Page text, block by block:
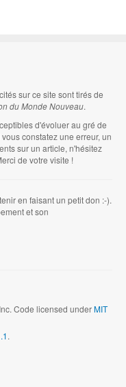
sur ce site sont tirés de
du Monde Nouveau.
d'évoluer au gré de
constatez une erreur, un
sur un article, n'hésitez
de votre visite !
en faisant un petit don :-).
et son
Code licensed underMIT
.